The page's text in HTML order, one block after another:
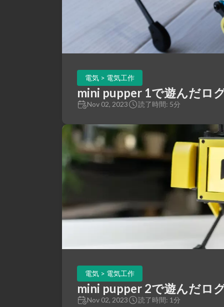
電気 > 電気工作
mini pupper 1で遊んだロ
Nov 02, 2023 読了時間: 5分
電気 > 電気工作
mini pupper 2で遊んだロ
Nov 02, 2023 読了時間: 1分